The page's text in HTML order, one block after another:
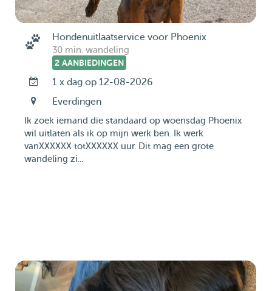
Hondenuitlaatservice voor Phoenix
30 min. wandeling
2 AANBIEDINGEN
1 x dag op 12-08-2026
Everdingen
Ik zoek iemand die standaard op woensdag Phoenix
wil uitlaten als ik op mijn werk ben. Ik werk
vanXXXXXX totXXXXXX uur. Dit mag een grote
wandeling zi...